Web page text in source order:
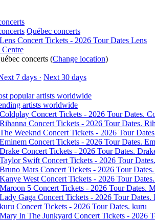
Québec concerts
Lens
Centre
concerts (Change location)
7 days · Next 30 days
popular artists worldwide
artists worldwide
kuru